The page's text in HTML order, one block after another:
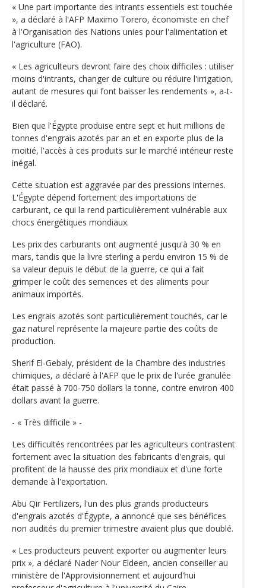
« Une part importante des intrants essentiels est touchée
», a déclaré à l'AFP Maximo Torero, économiste en chef
à l'Organisation des Nations unies pour l'alimentation et
l'agriculture (FAO).
« Les agriculteurs devront faire des choix difficiles : utiliser
moins d'intrants, changer de culture ou réduire l'irrigation,
autant de mesures qui font baisser les rendements », a-t-
il déclaré.
Bien que l'Égypte produise entre sept et huit millions de
tonnes d'engrais azotés par an et en exporte plus de la
moitié, l'accès à ces produits sur le marché intérieur reste
inégal.
Cette situation est aggravée par des pressions internes.
L'Égypte dépend fortement des importations de
carburant, ce qui la rend particulièrement vulnérable aux
chocs énergétiques mondiaux.
Les prix des carburants ont augmenté jusqu'à 30 % en
mars, tandis que la livre sterling a perdu environ 15 % de
sa valeur depuis le début de la guerre, ce qui a fait
grimper le coût des semences et des aliments pour
animaux importés.
Les engrais azotés sont particulièrement touchés, car le
gaz naturel représente la majeure partie des coûts de
production.
Sherif El-Gebaly, président de la Chambre des industries
chimiques, a déclaré à l'AFP que le prix de l'urée granulée
était passé à 700-750 dollars la tonne, contre environ 400
dollars avant la guerre.
- « Très difficile » -
Les difficultés rencontrées par les agriculteurs contrastent
fortement avec la situation des fabricants d'engrais, qui
profitent de la hausse des prix mondiaux et d'une forte
demande à l'exportation.
Abu Qir Fertilizers, l'un des plus grands producteurs
d'engrais azotés d'Égypte, a annoncé que ses bénéfices
non audités du premier trimestre avaient plus que doublé.
« Les producteurs peuvent exporter ou augmenter leurs
prix », a déclaré Nader Nour Eldeen, ancien conseiller au
ministère de l'Approvisionnement et aujourd'hui